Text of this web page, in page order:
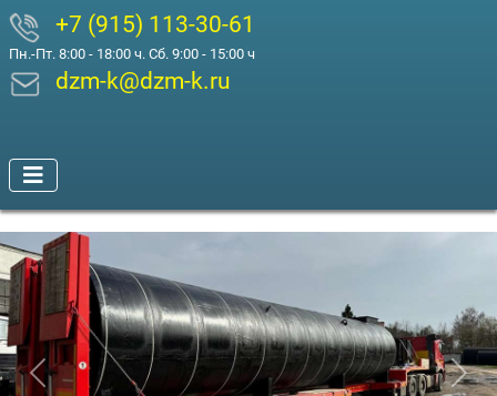
+7 (915) 113-30-61
Пн.-Пт. 8:00 - 18:00 ч. Сб. 9:00 - 15:00 ч
dzm-k@dzm-k.ru
Предыдущий